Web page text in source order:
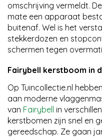
omschrijving vermeldt.
mate een apparaat
buitenaf. Wel is het
stekkerdozen en
schermen tegen
Fairybell kerstboom in
Op Tuincollectie.nl
aan moderne
van Fairybell in
kerstbomen zijn snel en
gereedschap. Ze gaan